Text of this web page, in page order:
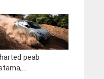
peab